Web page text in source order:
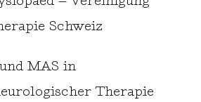
Schweiz
MAS in
Therapie